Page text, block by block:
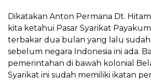
Dikatakan Anton Permana Dt.
kita ketahui Pasar Syarikat
terbakar dua bulan yang lalu
sebelum negara Indonesia ini ada.
pemerintahan di bawah kolonial
Syarikat ini sudah memiliki ikatan